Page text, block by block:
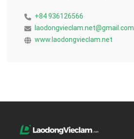
+84 936126566
laodongvieclam.net@gmail.com
www.laodongvieclam.net